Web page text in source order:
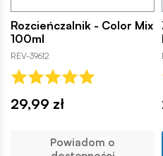
Rozcieńczalnik - Color Mix
100ml
REV-39612
29,99 zł
Powiadom o